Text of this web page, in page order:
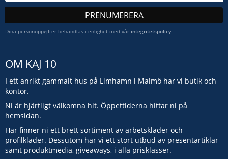
PRENUMERERA
Dina personuppgifter behandlas i enlighet med vår integritetspolicy.
OM KAJ 10
I ett anrikt gammalt hus på Limhamn i Malmö har vi butik och
kontor.
Ni är hjärtligt välkomna hit. Öppettiderna hittar ni på
hemsidan.
Här finner ni ett brett sortiment av arbetskläder och
profilkläder. Dessutom har vi ett stort utbud av presentartiklar
samt produktmedia, giveaways, i alla prisklasser.